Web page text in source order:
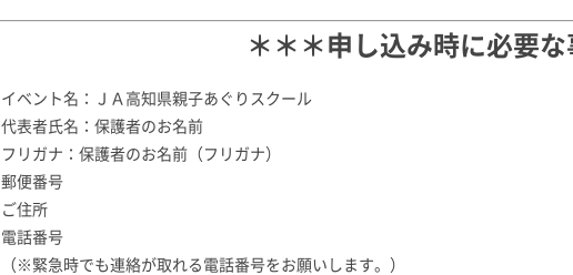
＊＊＊申し込み時に必要な
イベント名：ＪＡ高知県親子あぐりスクール
代表者氏名：保護者のお名前
フリガナ：保護者のお名前（フリガナ）
郵便番号
ご住所
電話番号
（※緊急時でも連絡が取れる電話番号をお願いします。）